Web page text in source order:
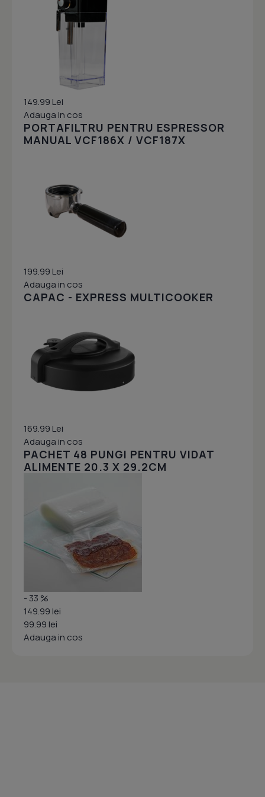
149.99 Lei
Adauga in cos
PORTAFILTRU PENTRU ESPRESSOR
MANUAL VCF186X / VCF187X
199.99 Lei
Adauga in cos
CAPAC - EXPRESS MULTICOOKER
169.99 Lei
Adauga in cos
PACHET 48 PUNGI PENTRU VIDAT
ALIMENTE 20.3 X 29.2CM
- 33 %
149.99 lei
99.99 lei
Adauga in cos